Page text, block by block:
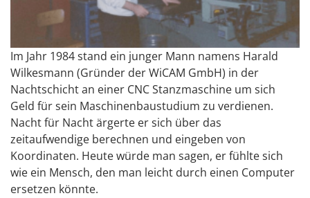
Im Jahr 1984 stand ein junger Mann namens Harald
Wilkesmann (Gründer der WiCAM GmbH) in der
Nachtschicht an einer CNC Stanzmaschine um sich
Geld für sein Maschinenbaustudium zu verdienen.
Nacht für Nacht ärgerte er sich über das
zeitaufwendige berechnen und eingeben von
Koordinaten. Heute würde man sagen, er fühlte sich
wie ein Mensch, den man leicht durch einen Computer
ersetzen könnte.